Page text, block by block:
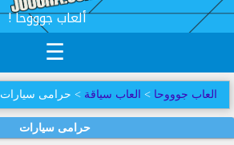
! ألعاب جوووحا
☰
العاب جوووحا > العاب سياقة > حرامى سيارات
حرامى سيارات